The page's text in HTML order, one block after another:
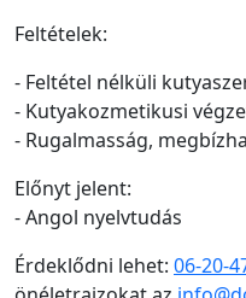
Feltételek:
- Feltétel nélküli
- Kutyakozmetikusi
- Rugalmasság,
Előnyt jelent:
- Angol nyelvtudás
Érdeklődni lehet: 06-20-